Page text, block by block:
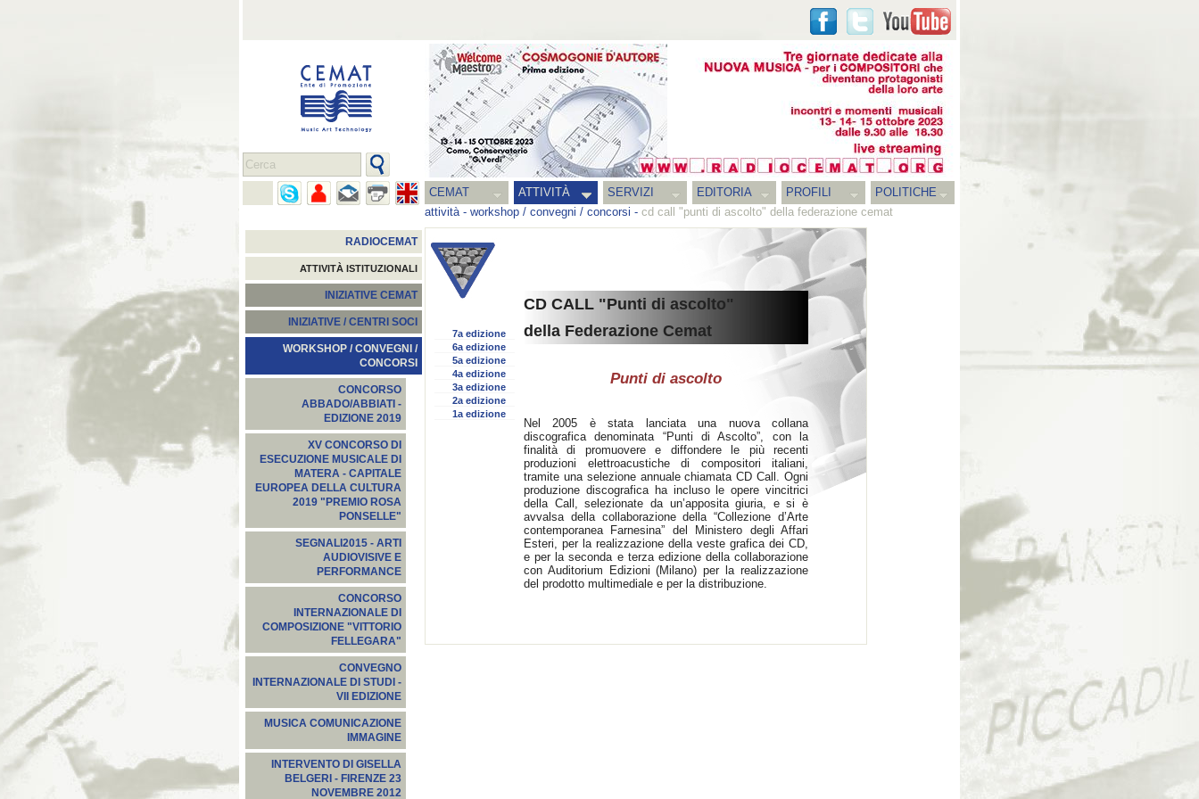
CEMAT ATTIVITÀ SERVIZI EDITORIA PROFILI
POLITICHE
attività- workshop / convegni / concorsi - cd call "punti di ascolto" della federazione cemat
RADIOCEMAT
ATTIVITÀ ISTITUZIONALI
INIZIATIVE CEMAT
INIZIATIVE / CENTRI SOCI
WORKSHOP / CONVEGNI /
CONCORSI
CONCORSO
ABBADO/ABBIATI -
EDIZIONE 2019
XV CONCORSO DI
ESECUZIONE MUSICALE DI
MATERA - CAPITALE
EUROPEA DELLA CULTURA
2019 "PREMIO ROSA
PONSELLE"
SEGNALI2015‬ - ARTI
AUDIOVISIVE E
PERFORMANCE
CONCORSO
INTERNAZIONALE DI
COMPOSIZIONE "VITTORIO
FELLEGARA"
CONVEGNO
INTERNAZIONALE DI STUDI -
VII EDIZIONE
MUSICA COMUNICAZIONE
IMMAGINE
INTERVENTO DI GISELLA
BELGERI - FIRENZE 23
NOVEMBRE 2012
7a edizione
6a edizione
5a edizione
4a edizione
3a edizione
2a edizione
1a edizione
CD CALL "Punti di ascolto"
della Federazione Cemat
Punti di ascolto
Nel 2005 è stata lanciata una nuova collana
discografica denominata “Punti di Ascolto”, con la
finalità di promuovere e diffondere le più recenti
produzioni elettroacustiche di compositori italiani,
tramite una selezione annuale chiamata CD Call. Ogni
produzione discografica ha incluso le opere vincitrici
della Call, selezionate da un’apposita giuria, e si è
avvalsa della collaborazione della “Collezione d’Arte
contemporanea Farnesina” del Ministero degli Affari
Esteri, per la realizzazione della veste grafica dei CD,
e per la seconda e terza edizione della collaborazione
con Auditorium Edizioni (Milano) per la realizzazione
del prodotto multimediale e per la distribuzione.